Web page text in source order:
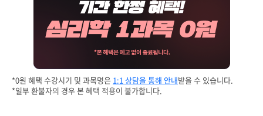
*0원 혜택 수강시기 및 과목명은 1:1 상담을 통해 안내받을 수 있습니다.
*일부 환불자의 경우 본 혜택 적용이 불가합니다.